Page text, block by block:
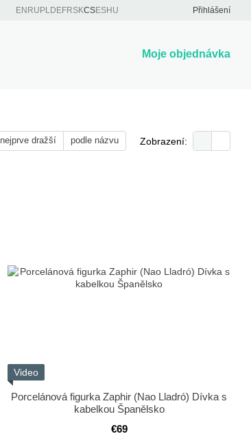
EN RU PLDEFRSKCSESHU Přihlášení
Moje objednávka
nejprve dražší podle názvu Zobrazení:
Video
Porcelánová figurka Zaphir (Nao Lladró) Dívka s
kabelkou Španělsko
€69